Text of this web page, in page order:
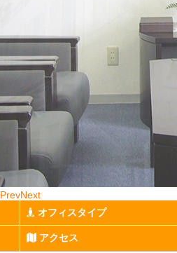
PrevNext
オフィスタイプ
アクセス